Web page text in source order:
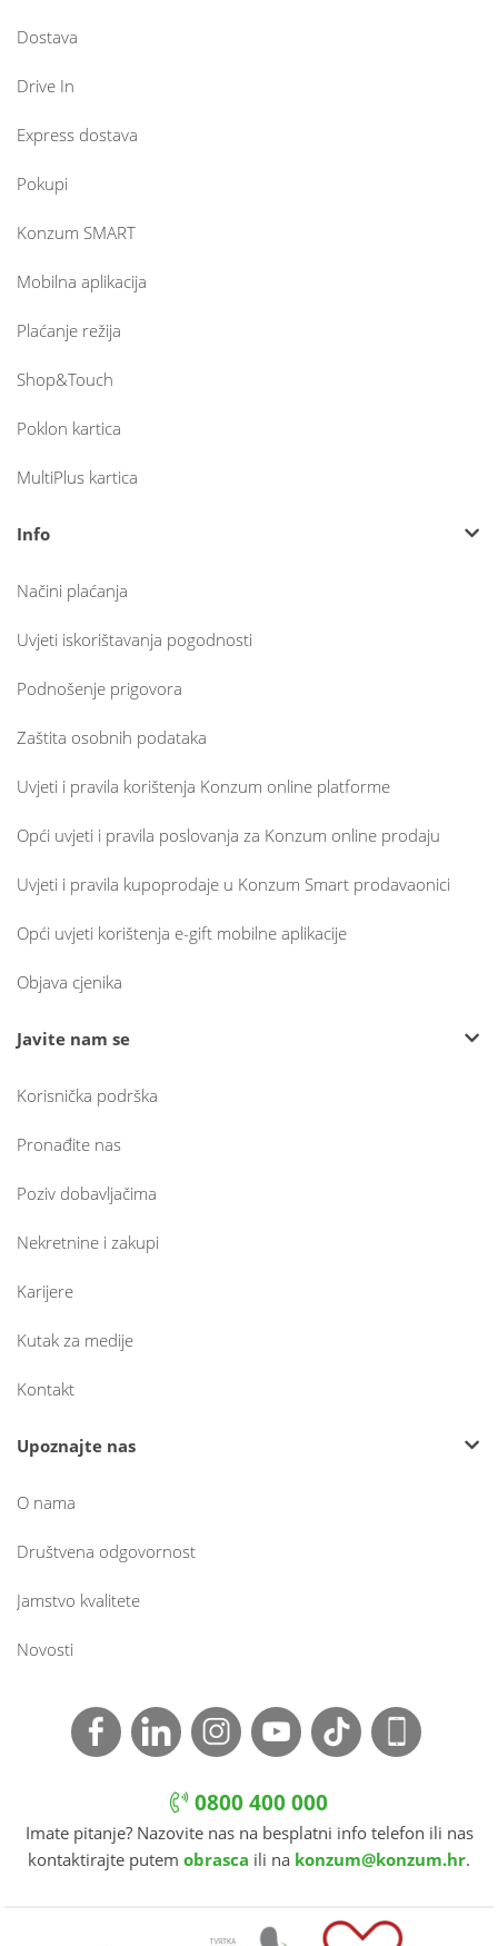
Dostava
Drive In
Express dostava
Pokupi
Konzum SMART
Mobilna aplikacija
Plaćanje režija
Shop&Touch
Poklon kartica
MultiPlus kartica
Info
Načini plaćanja
Uvjeti iskorištavanja pogodnosti
Podnošenje prigovora
Zaštita osobnih podataka
Uvjeti i pravila korištenja Konzum online platforme
Opći uvjeti i pravila poslovanja za Konzum online prodaju
Uvjeti i pravila kupoprodaje u Konzum Smart prodavaonici
Opći uvjeti korištenja e-gift mobilne aplikacije
Objava cjenika
Javite nam se
Korisnička podrška
Pronađite nas
Poziv dobavljačima
Nekretnine i zakupi
Karijere
Kutak za medije
Kontakt
Upoznajte nas
O nama
Društvena odgovornost
Jamstvo kvalitete
Novosti
0800 400 000
Imate pitanje? Nazovite nas na besplatni info telefon ili nas
kontaktirajte putem obrasca ili na konzum@konzum.hr.